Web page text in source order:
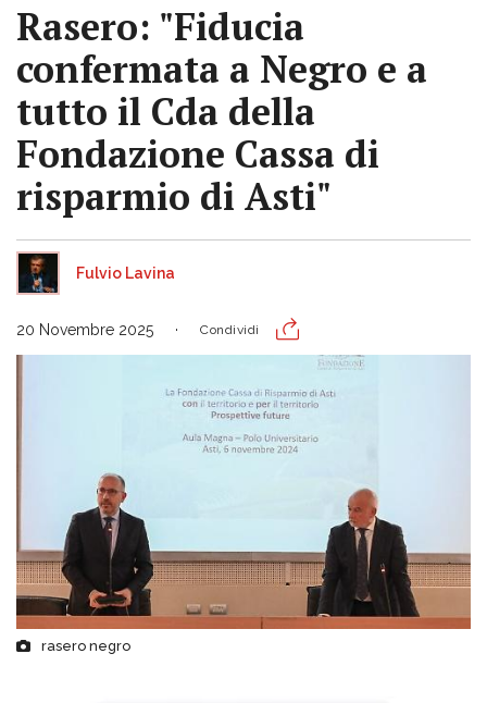
Rasero: "Fiducia
confermata a Negro e a
tutto il Cda della
Fondazione Cassa di
risparmio di Asti"
Fulvio Lavina
20 Novembre 2025 Condividi
rasero negro